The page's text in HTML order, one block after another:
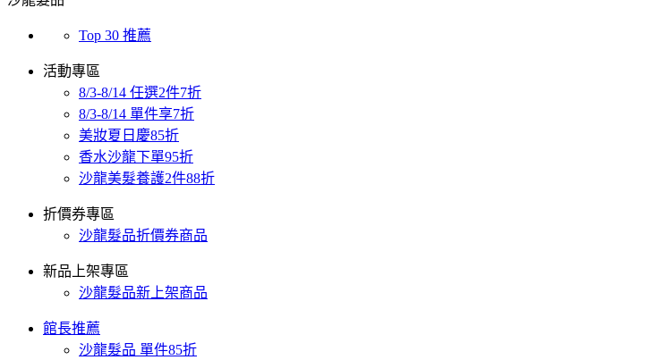
Top 30 推薦
活動專區
8/3-8/14 任選2件7折
8/3-8/14 單件享7折
美妝夏日慶85折
香水沙龍下單95折
沙龍美髮養護2件88折
折價券專區
沙龍髮品折價券商品
新品上架專區
沙龍髮品新上架商品
館長推薦
沙龍髮品 單件85折